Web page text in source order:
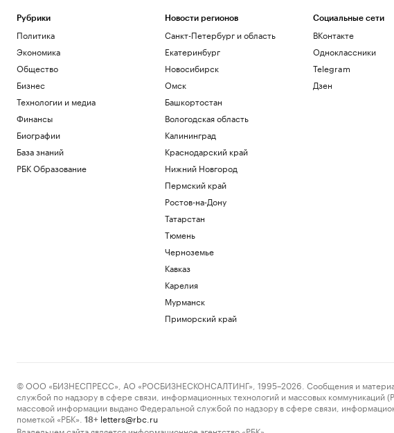
Рубрики
Политика
Экономика
Общество
Бизнес
Технологии и медиа
Финансы
Биографии
База знаний
РБК Образование
Новости регионов
Санкт-Петербург и область
Екатеринбург
Новосибирск
Омск
Башкортостан
Вологодская область
Калининград
Краснодарский край
Нижний Новгород
Пермский край
Ростов-на-Дону
Татарстан
Тюмень
Черноземье
Кавказ
Карелия
Мурманск
Приморский край
Социальные сети
ВКонтакте
Одноклассники
Telegram
Дзен
© ООО «БИЗНЕСПРЕСС», АО «РОСБИЗНЕСКОНСАЛТИНГ», 1995–2026. Сообщения и материалы
службой по надзору в сфере связи, информационных технологий и массовых
массовой информации выдано Федеральной службой по надзору в сфере связи,
пометкой «РБК».
18+ letters@rbc.ru